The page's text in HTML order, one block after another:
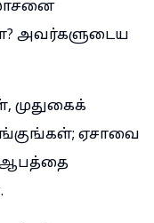
அவர்களுடைய
முதுகைக்
ஏசாவை
ஆபத்தை